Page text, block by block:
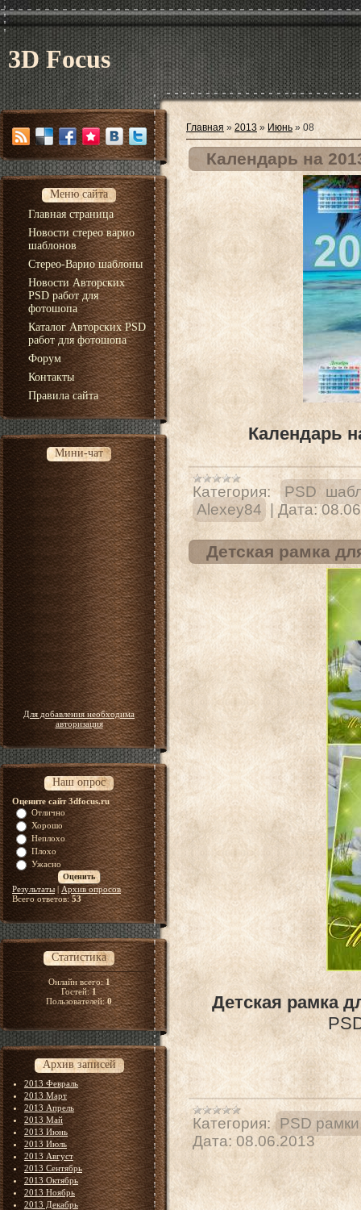
3D Focus
Меню сайта
Главная страница
Новости стерео варио
шаблонов
Стерео-Варио шаблоны
Новости Авторских
PSD работ для
фотошопа
Каталог Авторских PSD
работ для фотошопа
Форум
Контакты
Правила сайта
Мини-чат
Для добавления необходима
авторизация
Наш опрос
Оцените сайт 3dfocus.ru
Отлично
Хорошо
Неплохо
Плохо
Ужасно
Результаты| Архив опросов
Всего ответов:53
Статистика
Онлайн всего:1
Гостей:1
Пользователей:0
Архив записей
2013 Февраль
2013 Март
2013 Апрель
2013 Май
2013 Июнь
2013 Июль
2013 Август
2013 Сентябрь
2013 Октябрь
2013 Ноябрь
2013 Декабрь
Главная » 2013 » Июнь » 08
Календарь на
Календарь
Категория:
PSD
Alexey84
|Дата:
Детская рамка
Детская рамка
Категория: PSD
Дата: 08.06.2013